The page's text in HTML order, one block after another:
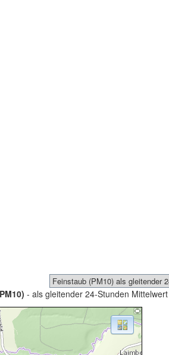
- als gleitender 24-Stunden